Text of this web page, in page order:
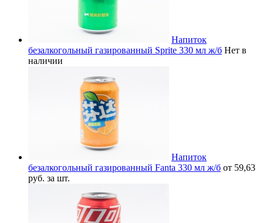
Напиток
безалкогольный газированный Sprite 330 мл ж/б Нет в
наличии
Напиток
безалкогольный газированный Fanta 330 мл ж/б от 59,63
руб. за шт.